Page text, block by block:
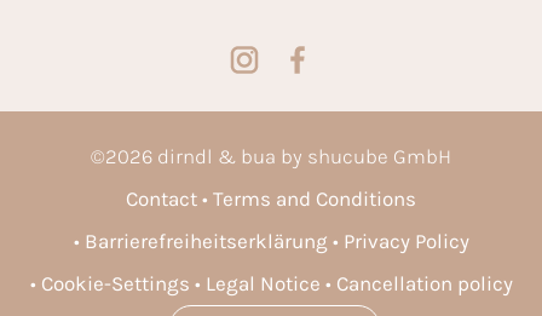
©2026 dirndl & bua by shucube GmbH
Contact
Terms and Conditions
Barrierefreiheitserklärung
Privacy Policy
Cookie-Settings
Legal Notice
Cancellation policy